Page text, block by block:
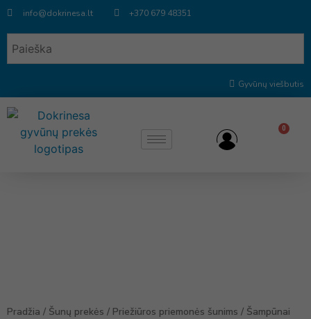
info@dokrinesa.lt +370 679 48351
Gyvūnų viešbutis
0
Pradžia / Šunų prekės / Priežiūros priemonės šunims / Šampūnai